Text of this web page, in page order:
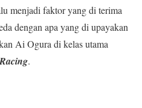
menjadi faktor yang di terima
dengan apa yang di upayakan
Ai Ogura di kelas utama
.